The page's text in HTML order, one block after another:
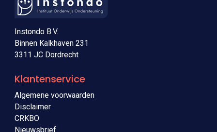
Instondo B.V.
Binnen Kalkhaven 231
3311 JC Dordrecht
Klantenservice
Algemene voorwaarden
Disclaimer
CRKBO
Nieuwsbrief